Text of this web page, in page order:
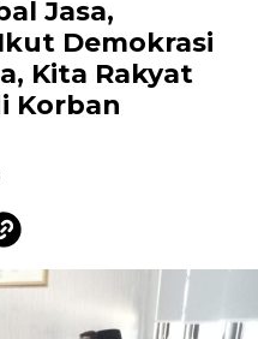
Jasa,
Demokrasi
Kita Rakyat
Korban